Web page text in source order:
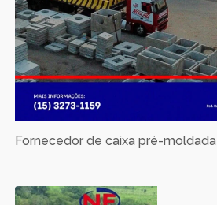
Fornecedor de caixa pré-moldada